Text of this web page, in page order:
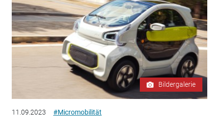
Bildergalerie
11.09.2023 #Micromobilität